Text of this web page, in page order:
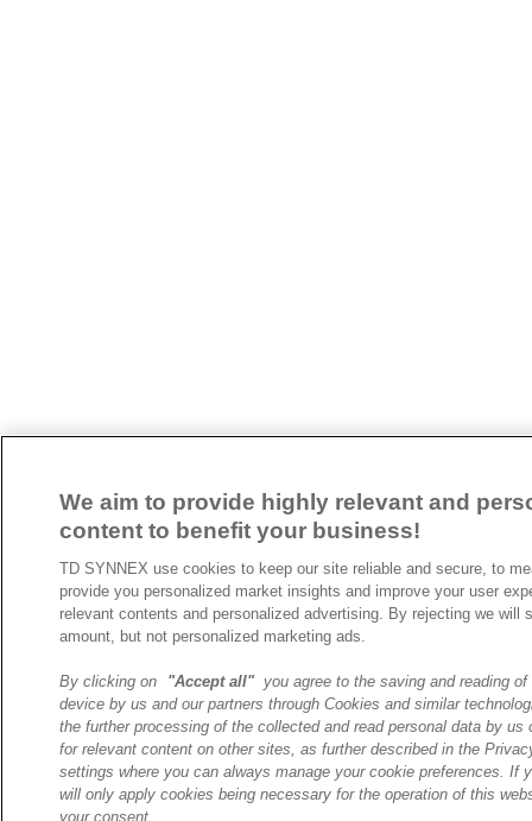
We aim to provide highly relevant and
content to benefit your business!
TD SYNNEX use cookies to keep our site reliable and secure, to
provide you personalized market insights and improve your user
relevant contents and personalized advertising. By rejecting we will
amount, but not personalized marketing ads.
By clicking on "Accept all"you agree to the saving and reading of
device by us and our partners through Cookies and similar
the further processing of the collected and read personal data by us
for relevant content on other sites, as further described in the
settings where you can always manage your cookie preferences. If
will only apply cookies being necessary for the operation of this
your consent.